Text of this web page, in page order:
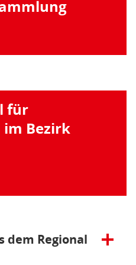
für
Bezirk
dem Regional